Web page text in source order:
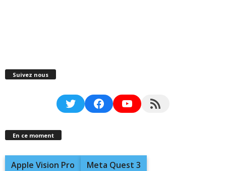
Suivez nous
TwitterFacebookYouTubeRSS Feed
En ce moment
Apple Vision Pro
Meta Quest 3